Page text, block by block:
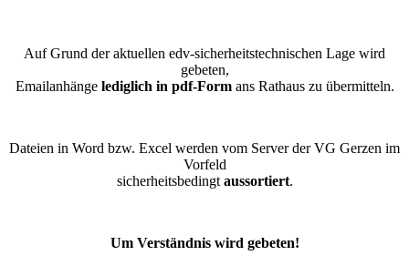
Auf Grund der aktuellen edv-sicherheitstechnischen Lage wird
gebeten,
Emailanhänge lediglich in pdf-Formans Rathaus zu übermitteln.
Dateien in Word bzw. Excel werden vom Server der VG Gerzen im
Vorfeld
sicherheitsbedingt aussortiert.
Um Verständnis wird gebeten!